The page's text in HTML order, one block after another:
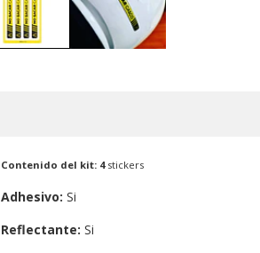
Contenido del kit: 4stickers
Adhesivo: Si
Reflectante: Si